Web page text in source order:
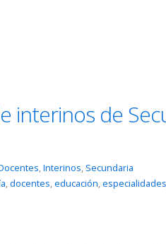
interinos de
,Interinos, Secundaria
,docentes,educación,especialidades